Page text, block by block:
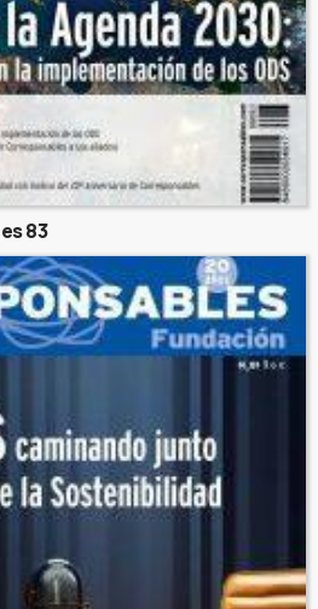
83